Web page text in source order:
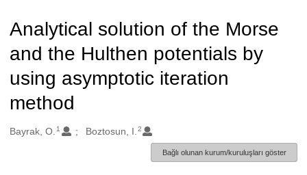
Analytical solution of the Morse
and the Hulthen potentials by
using asymptotic iteration
method
Oluşturanlar
Bayrak, O. 1 Boztosun, I. 2
Bağlı olunan kurum/kuruluşları göster